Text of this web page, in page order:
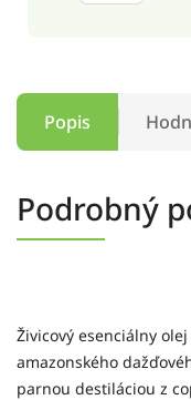
Popis
Podrobný
Živicový esenciálny
amazonského
parnou destiláciou z